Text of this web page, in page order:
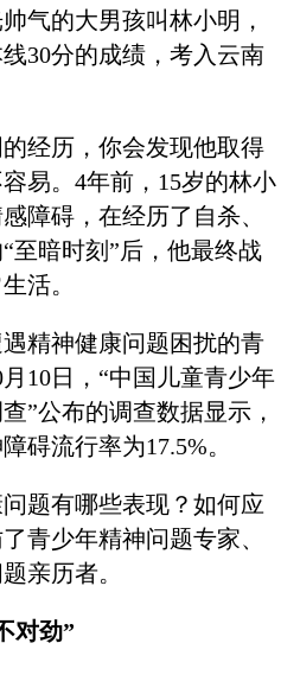
气的大男孩叫林小明，
30分的成绩，考入云南
经历，你会发现他取得
易。4年前，15岁的林小
障碍，在经历了自杀、
至暗时刻”后，他最终战
活。
精神健康问题困扰的青
10日，“中国儿童青少年
”公布的调查数据显示，
碍流行率为17.5%。
题有哪些表现？如何应
青少年精神问题专家、
亲历者。
对劲”